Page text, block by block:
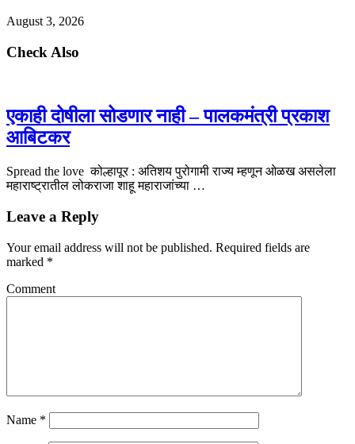
August 3, 2026
Check Also
एकाही दोषीला सोडणार नाही – पालकमंत्री प्रकाश
आबिटकर
Spread the love कोल्हापूर : अतिशय पुरोगामी राज्य म्हणून ओळख असलेला
महाराष्ट्रातील लोकराजा शाहू महाराजांच्या …
Leave a Reply
Your email address will not be published. Required fields are
marked *
Comment
Name *